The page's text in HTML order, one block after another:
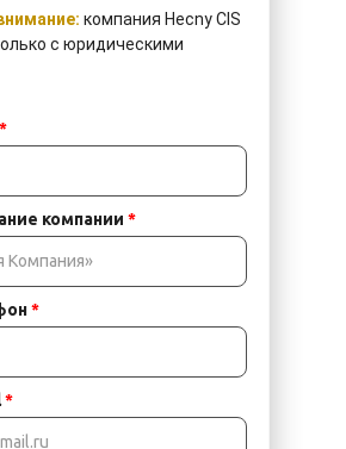
компания Hecny CIS
с юридическими
*
компании *
*
*